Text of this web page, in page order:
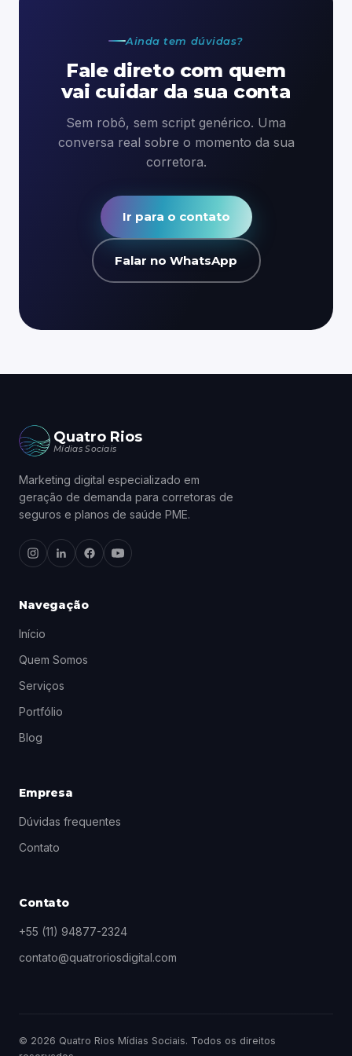
Ainda tem dúvidas?
Fale direto com quem
vai cuidar da sua conta
Sem robô, sem script genérico. Uma
conversa real sobre o momento da sua
corretora.
Ir para o contato
Falar no WhatsApp
Quatro Rios
Mídias Sociais
Marketing digital especializado em
geração de demanda para corretoras de
seguros e planos de saúde PME.
Navegação
Início
Quem Somos
Serviços
Portfólio
Blog
Empresa
Dúvidas frequentes
Contato
Contato
+55 (11) 94877-2324
contato@quatroriosdigital.com
© 2026 Quatro Rios Mídias Sociais. Todos os direitos